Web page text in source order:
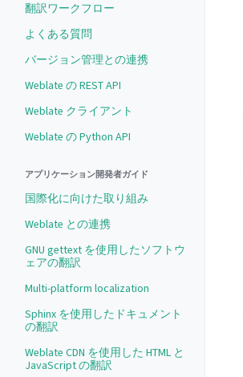
翻訳ワークフロー
よくある質問
バージョン管理との連携
Weblate の REST API
Weblate クライアント
Weblate の Python API
アプリケーション開発者ガイド
国際化に向けた取り組み
Weblate との連携
GNU gettext を使用したソフトウ
ェアの翻訳
Multi-platform localization
Sphinx を使用したドキュメント
の翻訳
Weblate CDN を使用した HTML と
JavaScript の翻訳